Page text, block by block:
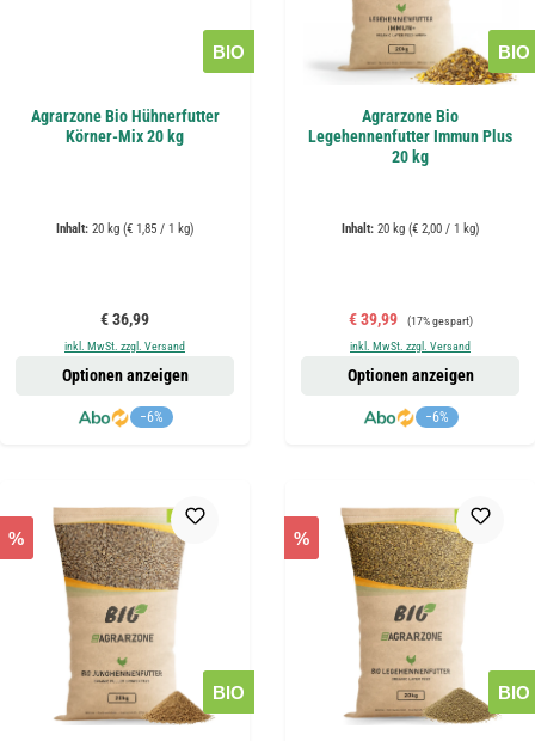
BIO
Agrarzone Bio Hühnerfutter
Körner-Mix 20 kg
Inhalt: 20 kg (€ 1,85 / 1 kg)
Regulärer Preis:
€ 36,99
inkl. MwSt. zzgl. Versand
−6%
Optionen anzeigen
BIO
Agrarzone Bio
Legehennenfutter Immun Plus
20 kg
Inhalt: 20 kg (€ 2,00 / 1 kg)
Verkaufspreis:
€ 39,99 Regulärer Preis:
(17% gespart)
inkl. MwSt. zzgl. Versand
−6%
Optionen anzeigen
%
BIO
%
BIO